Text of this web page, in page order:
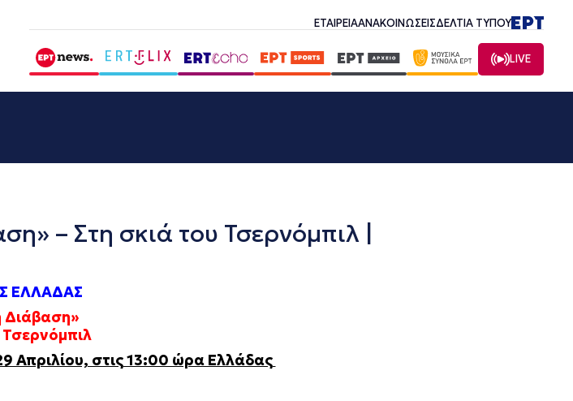
ΕΤΑΙΡΕΙΑΑΝΑΚΟΙΝΩΣΕΙΣΔΕΛΤΙΑ ΤΥΠΟΥ
LIVE
– Στη σκιά του Τσερνόμπιλ |
ΕΛΛΑΔΑΣ
Διάβαση»
Τσερνόμπιλ
Απριλίου, στις 13:00 ώρα Ελλάδας